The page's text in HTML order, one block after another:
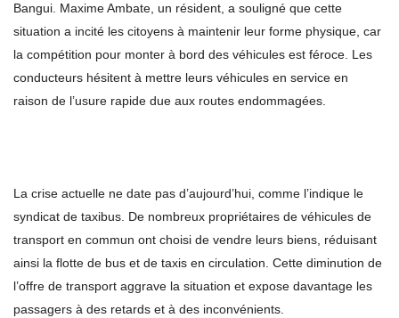
Bangui. Maxime Ambate, un résident, a souligné que cette
situation a incité les citoyens à maintenir leur forme physique, car
la compétition pour monter à bord des véhicules est féroce. Les
conducteurs hésitent à mettre leurs véhicules en service en
raison de l’usure rapide due aux routes endommagées.
La crise actuelle ne date pas d’aujourd’hui, comme l’indique le
syndicat de taxibus. De nombreux propriétaires de véhicules de
transport en commun ont choisi de vendre leurs biens, réduisant
ainsi la flotte de bus et de taxis en circulation. Cette diminution de
l’offre de transport aggrave la situation et expose davantage les
passagers à des retards et à des inconvénients.